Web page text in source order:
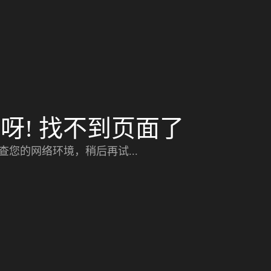
! 找不到页面了
您的网络环境，稍后再试...